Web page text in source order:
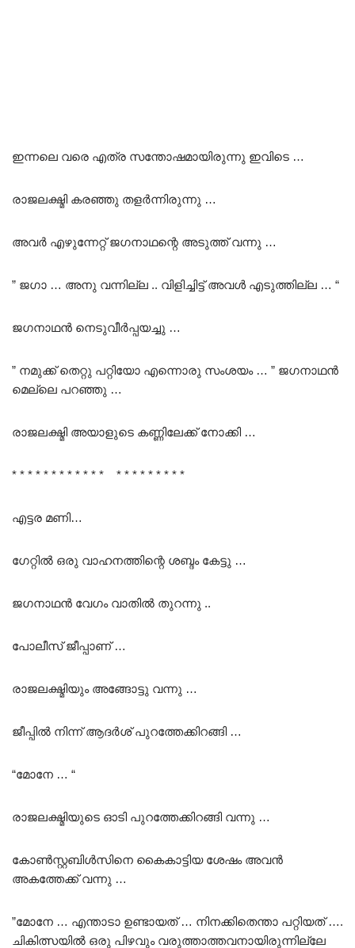
ഇന്നലെ വരെ എത്ര സന്തോഷമായിരുന്നു ഇവിടെ …
രാജലക്ഷ്മി കരഞ്ഞു തളർന്നിരുന്നു …
അവർ എഴുന്നേറ്റ് ജഗനാഥന്റെ അടുത്ത് വന്നു …
” ജഗാ … അനു വന്നില്ല .. വിളിച്ചിട്ട് അവൾ എടുത്തില്ല … “
ജഗനാഥൻ നെടുവീർപ്പയച്ചു …
” നമുക്ക് തെറ്റു പറ്റിയോ എന്നൊരു സംശയം … ” ജഗനാഥൻ
മെല്ലെ പറഞ്ഞു …
രാജലക്ഷ്മി അയാളുടെ കണ്ണിലേക്ക് നോക്കി …
* * * * * * * * * * * * * * * * * * * * *
എട്ടര മണി…
ഗേറ്റിൽ ഒരു വാഹനത്തിന്റെ ശബ്ദം കേട്ടു …
ജഗനാഥൻ വേഗം വാതിൽ തുറന്നു ..
പോലീസ് ജീപ്പാണ് …
രാജലക്ഷ്മിയും അങ്ങോട്ടു വന്നു …
ജീപ്പിൽ നിന്ന് ആദർശ് പുറത്തേക്കിറങ്ങി …
“മോനേ … “
രാജലക്ഷ്മിയുടെ ഓടി പുറത്തേക്കിറങ്ങി വന്നു …
കോൺസ്റ്റബിൾസിനെ കൈകാട്ടിയ ശേഷം അവൻ
അകത്തേക്ക് വന്നു …
”മോനേ … എന്താടാ ഉണ്ടായത് … നിനക്കിതെന്താ പറ്റിയത് ….
ചികിത്സയിൽ ഒരു പിഴവും വരുത്താത്തവനായിരുന്നില്ലേ